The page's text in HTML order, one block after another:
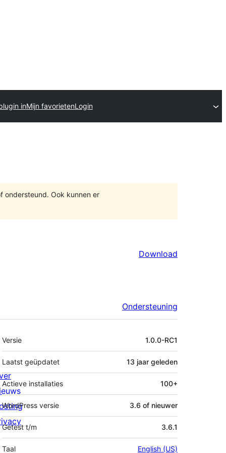
inMijn favorietenLogin
ondersteund. Ook kunnen er
Download
Ondersteuning
Meta
Versie 1.0.0-RC1
Laatst geüpdatet 13 jaar geleden
Actieve installaties 100+
WordPress versie 3.6 of nieuwer
Getest t/m 3.6.1
Taal English (US)